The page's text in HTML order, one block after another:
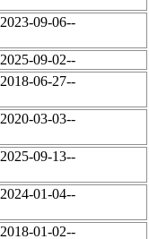
2023-09-06--
2025-09-02--
2018-06-27--
2020-03-03--
2025-09-13--
2024-01-04--
2018-01-02--